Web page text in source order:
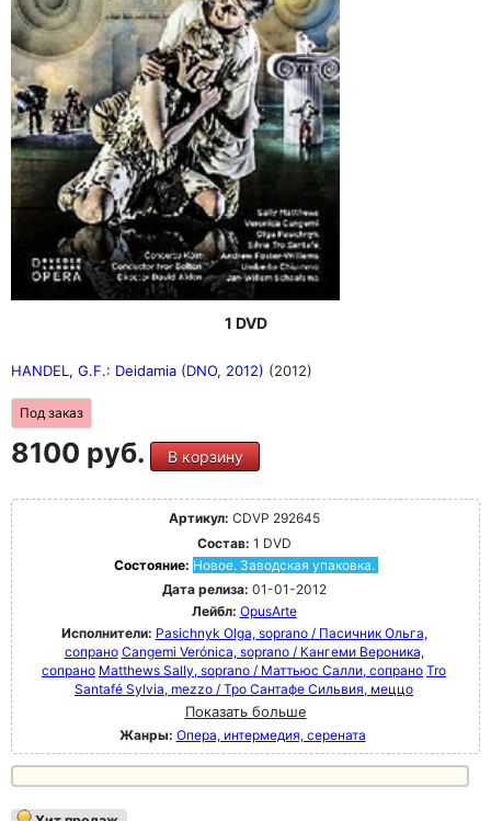
1 DVD
HANDEL, G.F.: Deidamia (DNO, 2012) (2012)
Под заказ
8100 руб. В корзину
Артикул: CDVP 292645
Состав: 1 DVD
Состояние: Новое. Заводская упаковка.
Дата релиза: 01-01-2012
Лейбл: OpusArte
Исполнители: Pasichnyk Olga, soprano / Пасичник Ольга,
сопрано Cangemi Verónica, soprano / Кангеми Вероника,
сопрано Matthews Sally, soprano / Маттьюс Салли, сопрано Tro
Santafé Sylvia, mezzo / Тро Сантафе Сильвия, меццо
Показать больше
Жанры: Опера, интермедия, серената